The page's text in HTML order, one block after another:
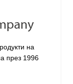
на
през 1996